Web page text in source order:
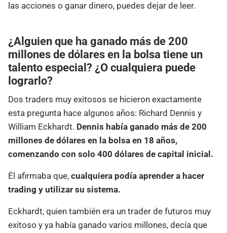
las acciones o ganar dinero, puedes dejar de leer.
¿Alguien que ha ganado más de 200
millones de dólares en la bolsa tiene un
talento especial? ¿O cualquiera puede
lograrlo?
Dos traders muy exitosos se hicieron exactamente
esta pregunta hace algunos años: Richard Dennis y
William Eckhardt. Dennis había ganado más de 200
millones de dólares en la bolsa en 18 años,
comenzando con solo 400 dólares de capital inicial.
Él afirmaba que, cualquiera podía aprender a hacer
trading y utilizar su sistema.
Eckhardt, quien también era un trader de futuros muy
exitoso y ya había ganado varios millones, decía que